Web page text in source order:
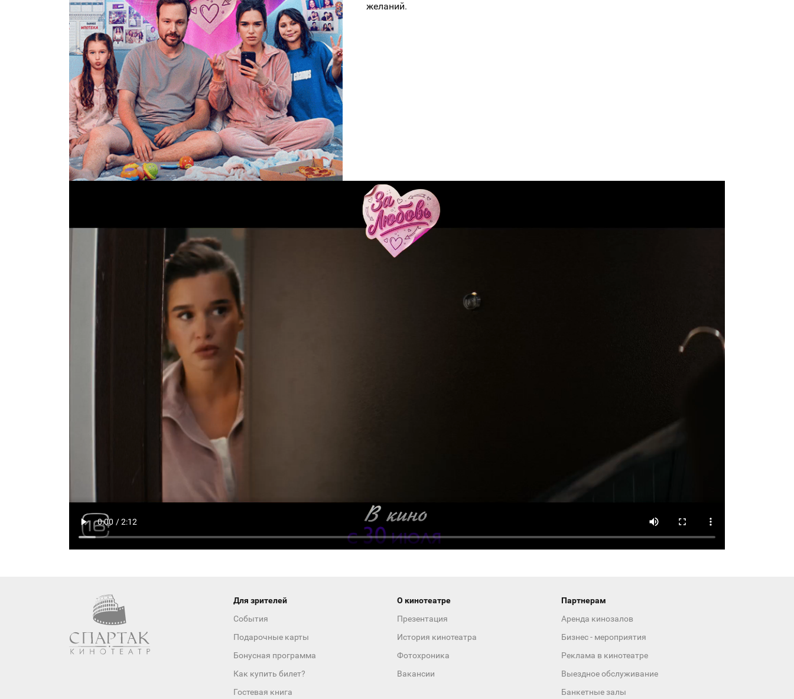
желаний.
Для зрителей
События
Подарочные карты
Бонусная программа
Как купить билет?
Гостевая книга
О кинотеатре
Презентация
История кинотеатра
Фотохроника
Вакансии
Партнерам
Аренда кинозалов
Бизнес - мероприятия
Реклама в кинотеатре
Выездное обслуживание
Банкетные залы